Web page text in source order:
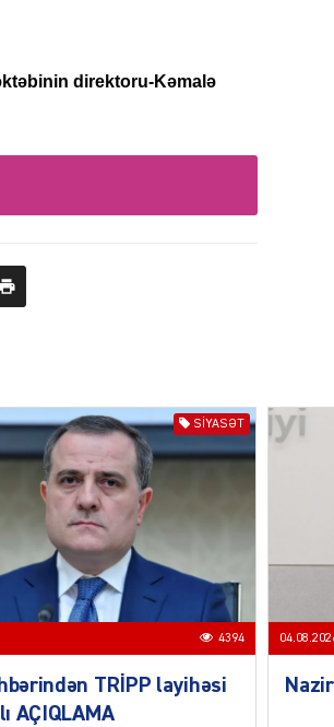
direktoru-Kəmalə
DÜNYA
SIYASƏT
4394
TRİPP layihəsi
AÇIQLAMA